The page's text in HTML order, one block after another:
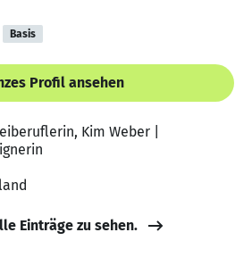
Basis
Profil ansehen
Kim Weber |
Einträge zu sehen.